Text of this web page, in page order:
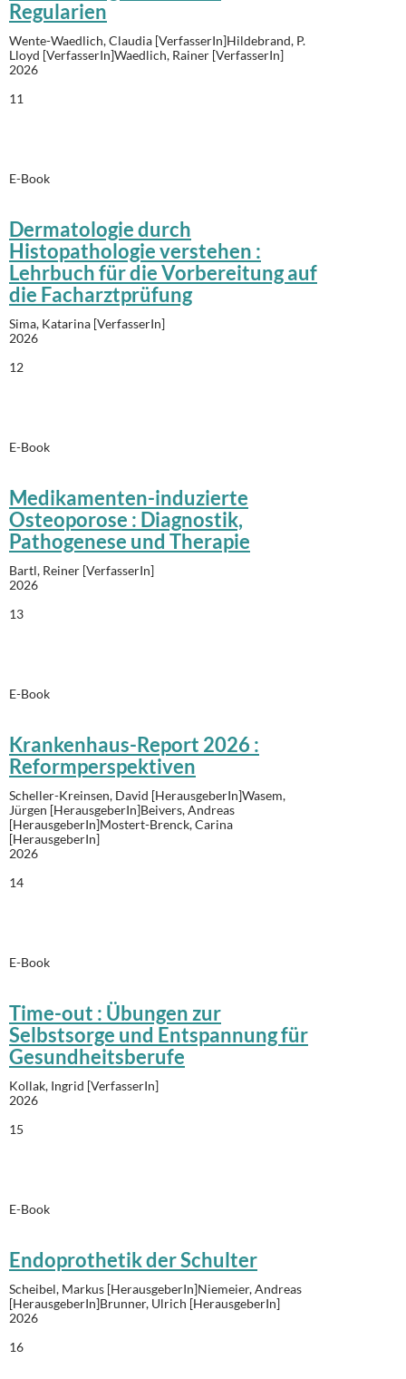
Regularien
Wente-Waedlich, Claudia [VerfasserIn]Hildebrand, P.
Lloyd [VerfasserIn]Waedlich, Rainer [VerfasserIn]
2026
11
E-Book
Dermatologie durch
Histopathologie verstehen :
Lehrbuch für die Vorbereitung auf
die Facharztprüfung
Sima, Katarina [VerfasserIn]
2026
12
E-Book
Medikamenten-induzierte
Osteoporose : Diagnostik,
Pathogenese und Therapie
Bartl, Reiner [VerfasserIn]
2026
13
E-Book
Krankenhaus-Report 2026 :
Reformperspektiven
Scheller-Kreinsen, David [HerausgeberIn]Wasem,
Jürgen [HerausgeberIn]Beivers, Andreas
[HerausgeberIn]Mostert-Brenck, Carina
[HerausgeberIn]
2026
14
E-Book
Time-out : Übungen zur
Selbstsorge und Entspannung für
Gesundheitsberufe
Kollak, Ingrid [VerfasserIn]
2026
15
E-Book
Endoprothetik der Schulter
Scheibel, Markus [HerausgeberIn]Niemeier, Andreas
[HerausgeberIn]Brunner, Ulrich [HerausgeberIn]
2026
16